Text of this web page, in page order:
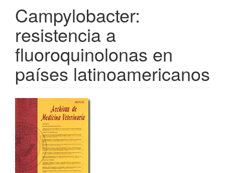
Campylobacter:
resistencia a
fluoroquinolonas en
países latinoamericanos
Barra
lateral
del
artículo